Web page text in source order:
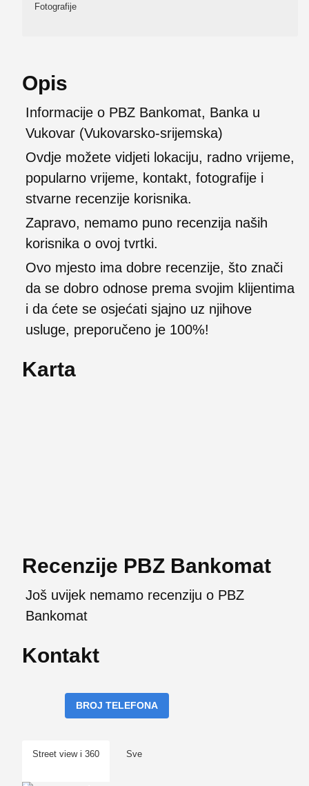
Fotografije
Opis
Informacije o PBZ Bankomat, Banka u
Vukovar (Vukovarsko-srijemska)
Ovdje možete vidjeti lokaciju, radno vrijeme,
popularno vrijeme, kontakt, fotografije i
stvarne recenzije korisnika.
Zapravo, nemamo puno recenzija naših
korisnika o ovoj tvrtki.
Ovo mjesto ima dobre recenzije, što znači
da se dobro odnose prema svojim klijentima
i da ćete se osjećati sjajno uz njihove
usluge, preporučeno je 100%!
Karta
Recenzije PBZ Bankomat
Još uvijek nemamo recenziju o PBZ
Bankomat
Kontakt
BROJ TELEFONA
Street view i 360 Sve